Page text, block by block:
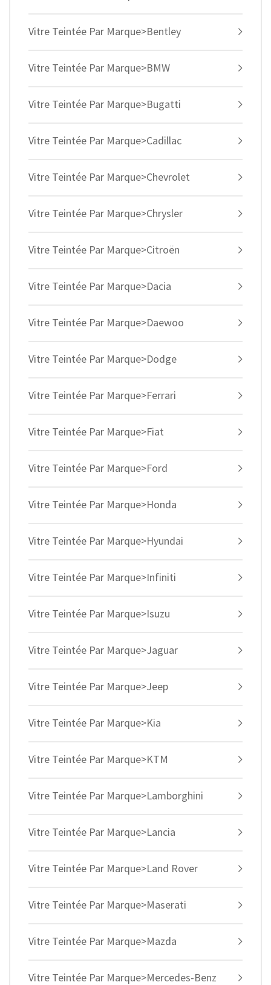
Vitre Teintée Par Marque>Bentley
Vitre Teintée Par Marque>BMW
Vitre Teintée Par Marque>Bugatti
Vitre Teintée Par Marque>Cadillac
Vitre Teintée Par Marque>Chevrolet
Vitre Teintée Par Marque>Chrysler
Vitre Teintée Par Marque>Citroën
Vitre Teintée Par Marque>Dacia
Vitre Teintée Par Marque>Daewoo
Vitre Teintée Par Marque>Dodge
Vitre Teintée Par Marque>Ferrari
Vitre Teintée Par Marque>Fiat
Vitre Teintée Par Marque>Ford
Vitre Teintée Par Marque>Honda
Vitre Teintée Par Marque>Hyundai
Vitre Teintée Par Marque>Infiniti
Vitre Teintée Par Marque>Isuzu
Vitre Teintée Par Marque>Jaguar
Vitre Teintée Par Marque>Jeep
Vitre Teintée Par Marque>Kia
Vitre Teintée Par Marque>KTM
Vitre Teintée Par Marque>Lamborghini
Vitre Teintée Par Marque>Lancia
Vitre Teintée Par Marque>Land Rover
Vitre Teintée Par Marque>Maserati
Vitre Teintée Par Marque>Mazda
Vitre Teintée Par Marque>Mercedes-Benz